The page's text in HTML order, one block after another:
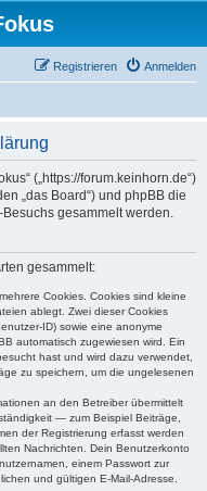
Anmelden
Registrieren
(„https://forum.keinhorn.de“)
„das Board“) und phpBB die
gesammelt werden.
gesammelt:
Cookies. Cookies sind kleine
ablegt. Zwei dieser Cookies
ID) sowie eine anonyme
automatisch zugewiesen wird. Ein
hast und wird dazu verwendet,
zu speichern, um die ungelesenen
an den Betreiber übermittelt
— zum Beispiel Beiträge,
der Registrierung erfasst werden
Nachrichten. Dein Benutzerkonto
einem Passwort zur
und gültigen E-Mail-Adresse.